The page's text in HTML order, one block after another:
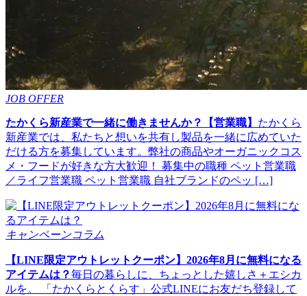
JOB OFFER
たかくら新産業で一緒に働きませんか？【営業職】 たかくら
新産業では、私たちと想いを共有し製品を一緒に広めていた
だける方を募集しています。弊社の商品やオーガニックコス
メ・フードが好きな方大歓迎！ 募集中の職種 ペット営業職
／ライフ営業職 ペット営業職 自社ブランドのペッ […]
キャンペーンコラム
【LINE限定アウトレットクーポン】2026年8月に無料になる
アイテムは？毎日の暮らしに、ちょっとした嬉しさ＋エシカ
ルを。 「たかくらとくらす」公式LINEにお友だち登録して